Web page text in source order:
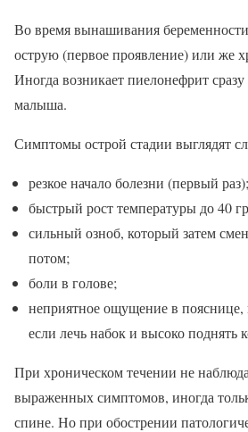
Во время вынашивания
острую (первое проявление) или же
Иногда возникает пиелонефрит
малыша.
Симптомы острой стадии выглядят
резкое начало болезни (первый раз);
быстрый рост температуры до 40
сильный озноб, который затем
потом;
боли в голове;
неприятное ощущение в пояснице,
если лечь набок и высоко поднять
При хроническом течении не
выраженных симптомов, иногда
спине. Но при обострении